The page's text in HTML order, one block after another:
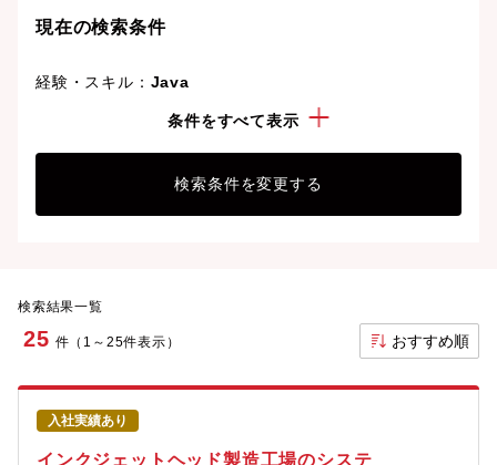
現在の検索条件
経験・スキル： Java
基本情報技術者条件をすべて表示
検索条件を変更する
検索結果一覧
25 件（1～25件表示） おすすめ順
入社実績あり
インクジェットヘッド製造工場のシステ